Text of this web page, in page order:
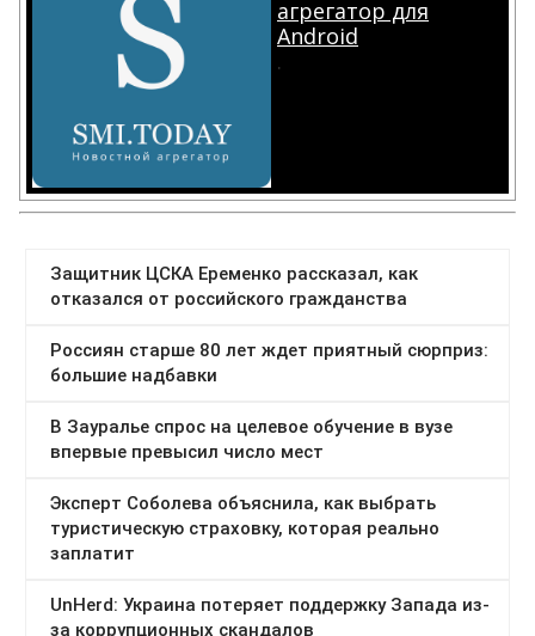
агрегатор для
Android
.